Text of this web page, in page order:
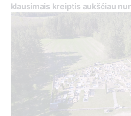
klausimais kreiptis ​aukščiau